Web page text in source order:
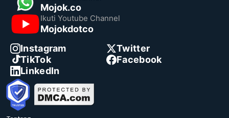
Mojok.co
Ikuti Youtube Channel
Mojokdotco
Instagram
Twitter
TikTok
Facebook
LinkedIn